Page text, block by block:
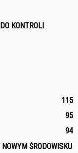
KONTROLI
115
95
94
ŚRODOWISKU